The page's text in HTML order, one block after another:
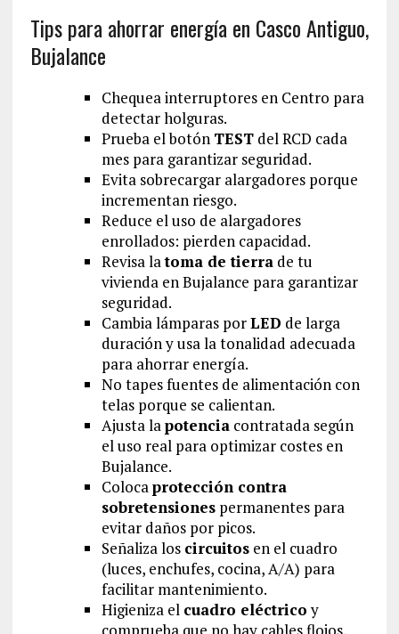
Tips para ahorrar energía en Casco Antiguo,
Bujalance
Chequea interruptores en Centro para
detectar holguras.
Prueba el botón TESTdel RCD cada
mes para garantizar seguridad.
Evita sobrecargar alargadores porque
incrementan riesgo.
Reduce el uso de alargadores
enrollados: pierden capacidad.
Revisa latoma de tierrade tu
vivienda en Bujalance para garantizar
seguridad.
Cambia lámparas porLED de larga
duración y usa la tonalidad adecuada
para ahorrar energía.
No tapes fuentes de alimentación con
telas porque se calientan.
Ajusta lapotenciacontratada según
el uso real para optimizar costes en
Bujalance.
Colocaprotección contra
sobretensionespermanentes para
evitar daños por picos.
Señaliza los circuitosen el cuadro
(luces, enchufes, cocina, A/A) para
facilitar mantenimiento.
Higieniza el cuadro eléctricoy